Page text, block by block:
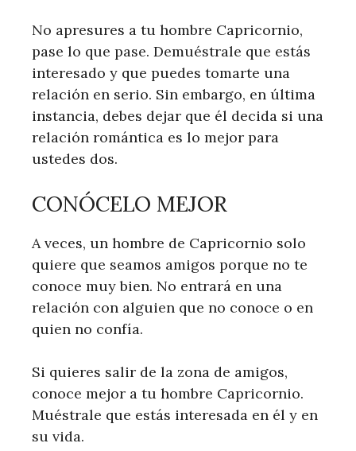
No apresures a tu hombre Capricornio,
pase lo que pase. Demuéstrale que estás
interesado y que puedes tomarte una
relación en serio. Sin embargo, en última
instancia, debes dejar que él decida si una
relación romántica es lo mejor para
ustedes dos.
CONÓCELO MEJOR
A veces, un hombre de Capricornio solo
quiere que seamos amigos porque no te
conoce muy bien. No entrará en una
relación con alguien que no conoce o en
quien no confía.
Si quieres salir de la zona de amigos,
conoce mejor a tu hombre Capricornio.
Muéstrale que estás interesada en él y en
su vida.